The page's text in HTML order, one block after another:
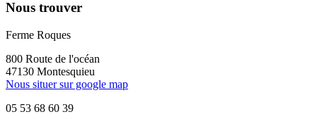
Nous trouver
Ferme Roques
800 Route de l'océan
47130 Montesquieu
Nous situer sur google map
05 53 68 60 39